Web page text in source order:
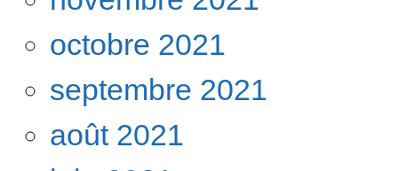
octobre 2021
septembre 2021
août 2021